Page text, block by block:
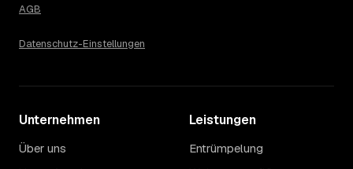
AGB
Datenschutz-Einstellungen
Unternehmen
Über uns
Leistungen
Entrümpelung